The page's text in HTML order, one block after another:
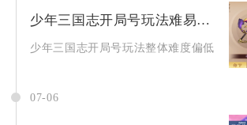
少年三国志开局号玩法难易程度如何
少年三国志开局号玩法整体难度偏低，零
07-06